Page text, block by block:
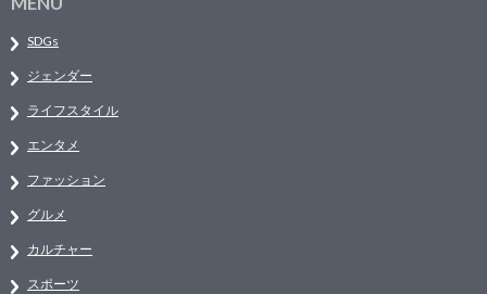
SDGs
ジェンダー
ライフスタイル
エンタメ
ファッション
グルメ
カルチャー
スポーツ